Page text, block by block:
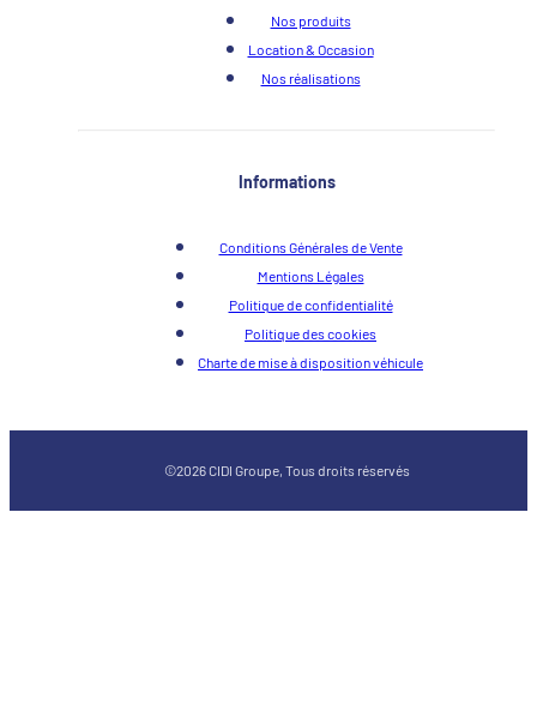
Nos produits
Location & Occasion
Nos réalisations
Informations
Conditions Générales de Vente
Mentions Légales
Politique de confidentialité
Politique des cookies
Charte de mise à disposition véhicule
©2026 CIDI Groupe, Tous droits réservés